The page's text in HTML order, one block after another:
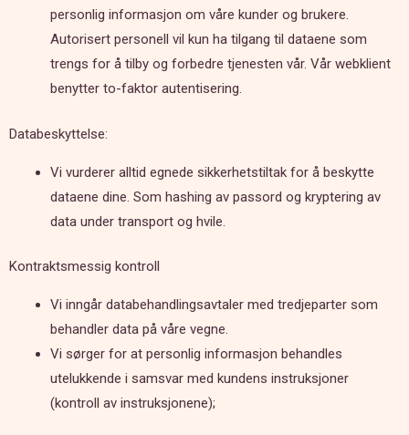
personlig informasjon om våre kunder og brukere.
Autorisert personell vil kun ha tilgang til dataene som
trengs for å tilby og forbedre tjenesten vår. Vår webklient
benytter to-faktor autentisering.
Databeskyttelse:
Vi vurderer alltid egnede sikkerhetstiltak for å beskytte
dataene dine. Som hashing av passord og kryptering av
data under transport og hvile.
Kontraktsmessig kontroll
Vi inngår databehandlingsavtaler med tredjeparter som
behandler data på våre vegne.
Vi sørger for at personlig informasjon behandles
utelukkende i samsvar med kundens instruksjoner
(kontroll av instruksjonene);